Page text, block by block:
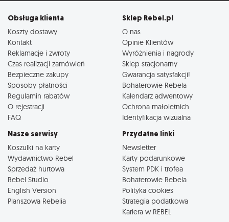
Obsługa klienta
Koszty dostawy
Kontakt
Reklamacje i zwroty
Czas realizacji zamówień
Bezpieczne zakupy
Sposoby płatności
Regulamin rabatów
O rejestracji
FAQ
Sklep Rebel.pl
O nas
Opinie Klientów
Wyróżnienia i nagrody
Sklep stacjonarny
Gwarancja satysfakcji!
Bohaterowie Rebela
Kalendarz adwentowy
Ochrona małoletnich
Identyfikacja wizualna
Nasze serwisy
Koszulki na karty
Wydawnictwo Rebel
Sprzedaż hurtowa
Rebel Studio
English Version
Planszowa Rebelia
Przydatne linki
Newsletter
Karty podarunkowe
System PDK i trofea
Bohaterowie Rebela
Polityka cookies
Strategia podatkowa
Kariera w REBEL